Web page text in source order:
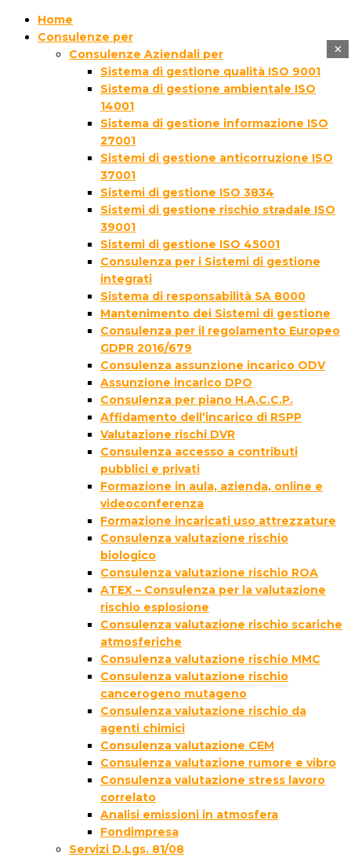
Home
Consulenze per
Consulenze Aziendali per
Sistema di gestione qualità ISO 9001
Sistema di gestione ambientale ISO
14001
Sistema di gestione informazione ISO
27001
Sistemi di gestione anticorruzione ISO
37001
Sistemi di gestione ISO 3834
Sistemi di gestione rischio stradale ISO
39001
Sistemi di gestione ISO 45001
Consulenza per i Sistemi di gestione
integrati
Sistema di responsabilità SA 8000
Mantenimento dei Sistemi di gestione
Consulenza per il regolamento Europeo
GDPR 2016/679
Consulenza assunzione incarico ODV
Assunzione incarico DPO
Consulenza per piano H.A.C.C.P.
Affidamento dell’incarico di RSPP
Valutazione rischi DVR
Consulenza accesso a contributi
pubblici e privati
Formazione in aula, azienda, online e
videoconferenza
Formazione incaricati uso attrezzature
Consulenza valutazione rischio
biologico
Consulenza valutazione rischio ROA
ATEX – Consulenza per la valutazione
rischio esplosione
Consulenza valutazione rischio scariche
atmosferiche
Consulenza valutazione rischio MMC
Consulenza valutazione rischio
cancerogeno mutageno
Consulenza valutazione rischio da
agenti chimici
Consulenza valutazione CEM
Consulenza valutazione rumore e vibro
Consulenza valutazione stress lavoro
correlato
Analisi emissioni in atmosfera
Fondimpresa
Servizi D.Lgs. 81/08
×